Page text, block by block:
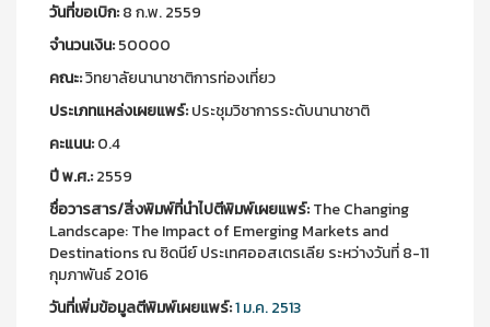
วันที่ขอเบิก:8 ก.พ. 2559
จำนวนเงิน:50000
คณะ:วิทยาลัยนานาชาติการท่องเที่ยว
ประเภทแหล่งเผยแพร์:ประชุมวิชาการระดับนานาชาติ
คะแนน:0.4
ปี พ.ศ.:2559
ชื่อวารสาร/สิ่งพิมพ์ที่นำไปตีพิมพ์เผยแพร์:The Changing
Landscape: The Impact of Emerging Markets and
Destinations ณ ซิดนีย์ ประเทศออสเตรเลีย ระหว่างวันที่ 8-11
กุมภาพันธ์ 2016
วันที่เพิ่มข้อมูลตีพิมพ์เผยแพร์:1 ม.ค. 2513